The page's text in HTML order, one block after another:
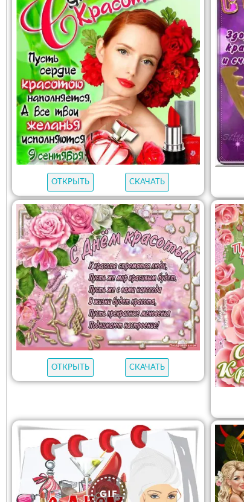
ОТКРЫТЬ СКАЧАТЬ
ОТКРЫТЬ СКАЧАТЬ